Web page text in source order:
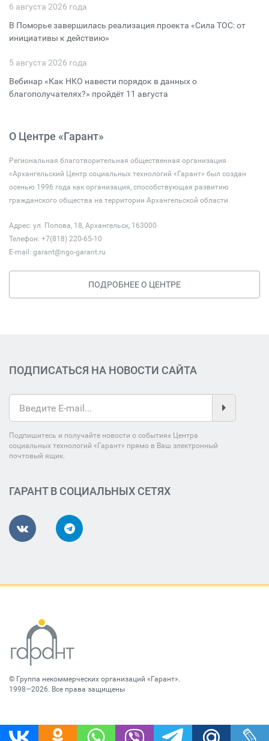
6 августа 2026 года
В Поморье завершилась реализация проекта «Сила ТОС: от
инициативы к действию»
5 августа 2026 года
Вебинар «Как НКО навести порядок в данных о
благополучателях?» пройдёт 11 августа
О Центре «Гарант»
Региональная благотворительная общественная организация
«Архангельский Центр социальных технологий «Гарант» был создан
осенью 1996 года как организация, способствующая развитию
гражданского общества на территории Архангельской области
Адрес: ул. Попова, 18, Архангельск, 163000
Телефон: +7(818) 220-65-10
E-mail: garant@ngo-garant.ru
ПОДРОБНЕЕ О ЦЕНТРЕ
ПОДПИСАТЬСЯ НА НОВОСТИ САЙТА
Подпишитесь и получайте новости о событиях Центра
социальных технологий «Гарант» прямо в Ваш электронный
почтовый ящик.
ГАРАНТ В СОЦИАЛЬНЫХ СЕТЯХ
© Группа некоммерческих организаций «Гарант».
1998—2026. Все права защищены